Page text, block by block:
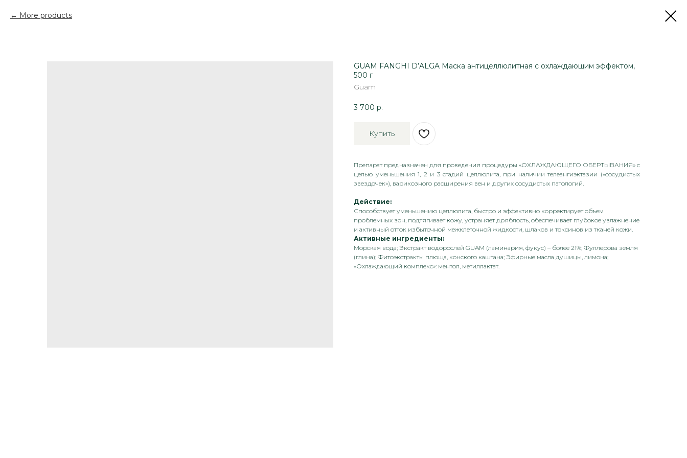
More products
GUAM FANGHI D’ALGA Маска антицеллюлитная с охлаждающим эффектом,
500 г
Guam
3 700 р.
Купить
Препарат предназначен для проведения процедуры «ОХЛАЖДАЮЩЕГО ОБЕРТЫВАНИЯ» с
целью уменьшения 1, 2 и 3 стадий целлюлита, при наличии телеангиэктазии («сосудистых
звездочек»), варикозного расширения вен и других сосудистых патологий.
Действие:
Способствует уменьшению целлюлита, быстро и эффективно корректирует объем
проблемных зон, подтягивает кожу, устраняет дряблость, обеспечивает глубокое увлажнение
и активный отток избыточной межклеточной жидкости, шлаков и токсинов из тканей кожи.
Активные ингредиенты:
Морская вода; Экстракт водорослей GUAM (ламинария, фукус) – более 21%; Фуллерова земля
(глина); Фитоэкстракты плюща, конского каштана; Эфирные масла душицы, лимона;
«Охлаждающий комплекс»: ментол, метиллактат.